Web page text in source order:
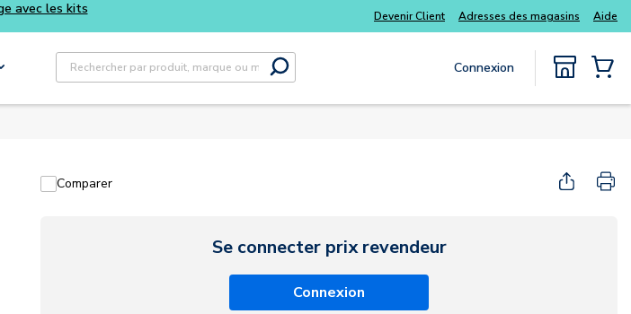
Devenir Client Adresses des magasins Aide
Recherche sur le site
Soumettre la recherche
Connexion
Comparer
Se connecter prix revendeur
Connexion